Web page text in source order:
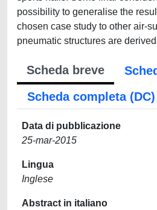
possibility to generalise the
chosen case study to other air-
pneumatic structures are
Scheda breve
Scheda completa (DC)
Data di pubblicazione
25-mar-2015
Lingua
Inglese
Abstract in italiano